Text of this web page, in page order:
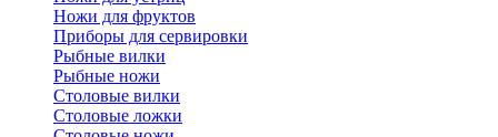
Ножи для фруктов
Приборы для сервировки
Рыбные вилки
Рыбные ножи
Столовые вилки
Столовые ложки